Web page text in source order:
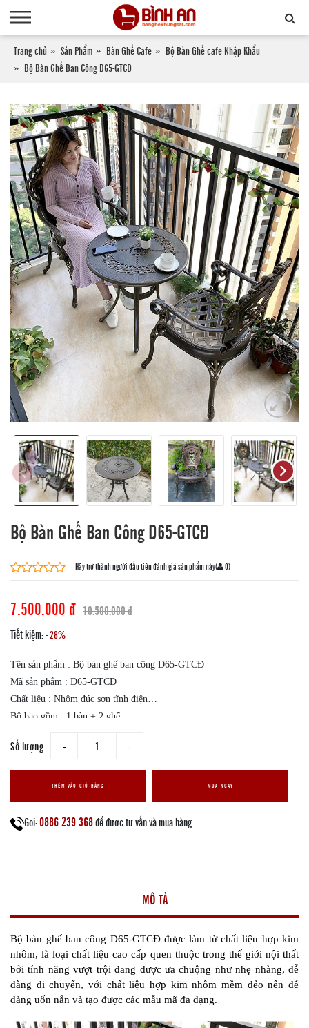
Trang chủ Sản Phẩm Bàn Ghế Cafe
Bộ Bàn Ghế cafe Nhập Khẩu
Bộ Bàn Ghế Ban Công D65-GTCĐ
Bộ Bàn Ghế Ban Công D65-GTCĐ
Hãy trở thành người đầu tiên đánh giá sản phẩm này( 0)
7.500.000 đ 10.500.000 đ
Tiết kiệm:- 28%
Tên sản phẩm : Bộ bàn ghế ban công D65-GTCĐ
Mã sản phẩm : D65-GTCĐ
Chất liệu : Nhôm đúc sơn tĩnh điện
Bộ bao gồm : 1 bàn + 2 ghế
Kích thước của ghế : W50*L55*H42/98cm
Xuất xứ : nhập khẩu
Màu sắc : Như hình đính kèm
Giao hàng nhanh trên toàn quốc
Số lượng giam tang
THÊM VÀO GIỎ HÀNG MUA NGAY
Gọi:0886 239 368để được tư vấn và mua hàng.
MÔ TẢ
Bộ bàn ghế ban công D65-GTCĐ được làm từ chất liệu hợp kim
nhôm, là loại chất liệu cao cấp quen thuộc trong thế giới nội thất
bởi tính năng vượt trội đang được ưa chuộng như nhẹ nhàng, dễ
dàng di chuyển, với chất liệu hợp kim nhôm mềm dẻo nên dễ
dàng uốn nắn và tạo được các mẫu mã đa dạng.